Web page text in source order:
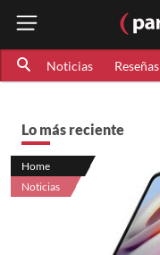
Noticias Reseñas
Lo más reciente
Home
Noticias